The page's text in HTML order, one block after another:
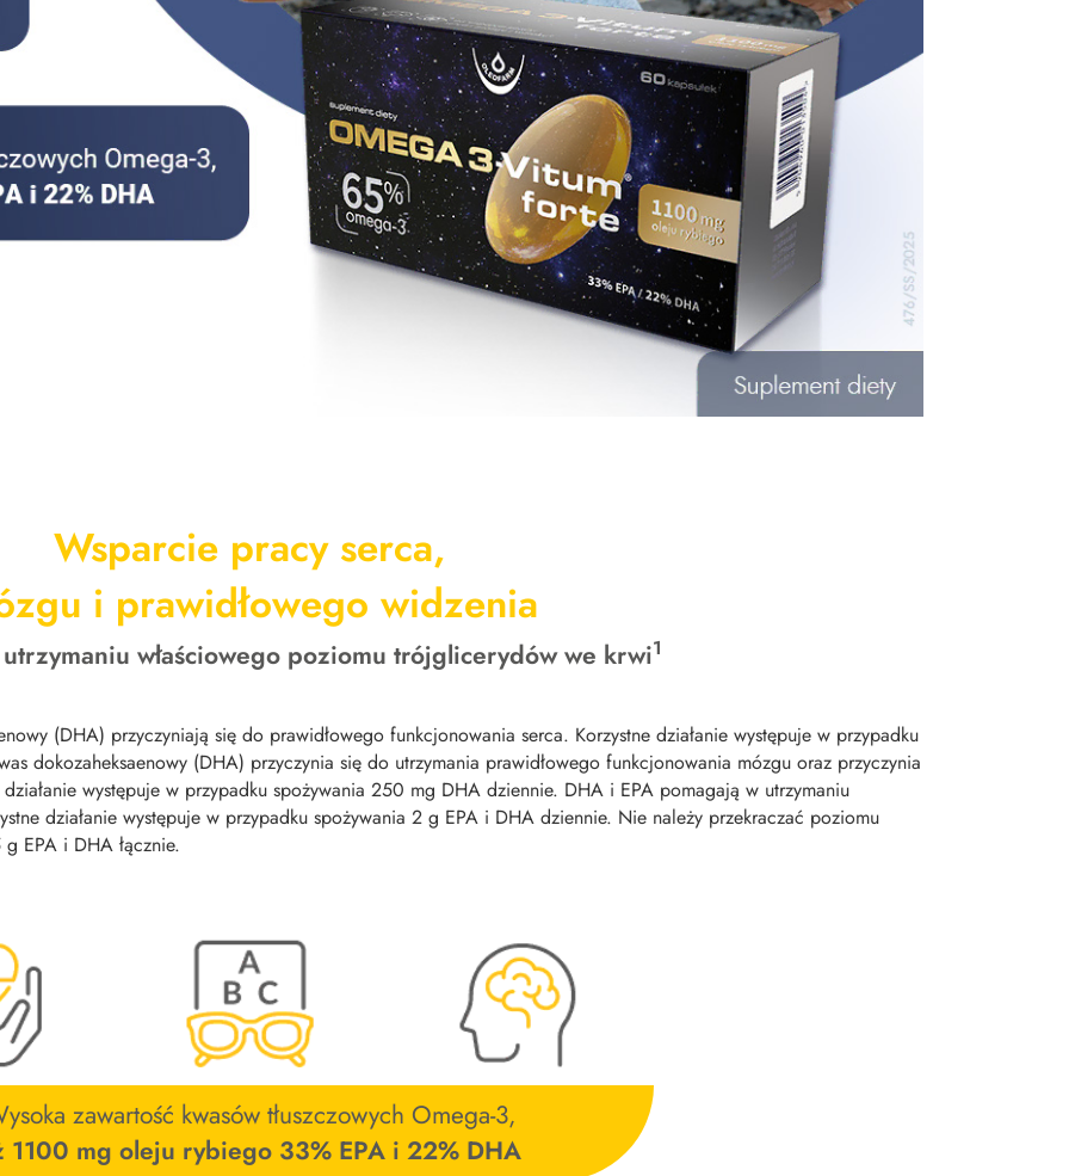
Wsparcie pracy serca,
i prawidłowego widzenia
właściowego poziomu trójglicerydów we krwi1
(DHA) przyczyniają się do prawidłowego funkcjonowania serca. Korzystne działanie występuje w przypadku
dokozaheksaenowy (DHA) przyczynia się do utrzymania prawidłowego funkcjonowania mózgu oraz przyczynia
występuje w przypadku spożywania 250 mg DHA dziennie. DHA i EPA pomagają w utrzymaniu
działanie występuje w przypadku spożywania 2 g EPA i DHA dziennie. Nie należy przekraczać poziomu
EPA i DHA łącznie.
zawartość kwasów tłuszczowych Omega-3,
1100 mg oleju rybiego 33% EPA i 22% DHA